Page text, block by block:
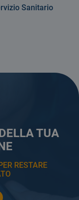
TUA
RESTARE
Sanitario